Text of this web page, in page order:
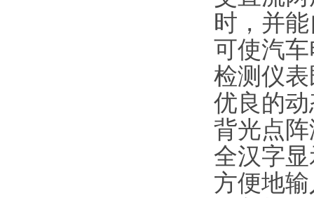
时，并
可使汽
检测仪
优良的
背光点
全汉字
方便地